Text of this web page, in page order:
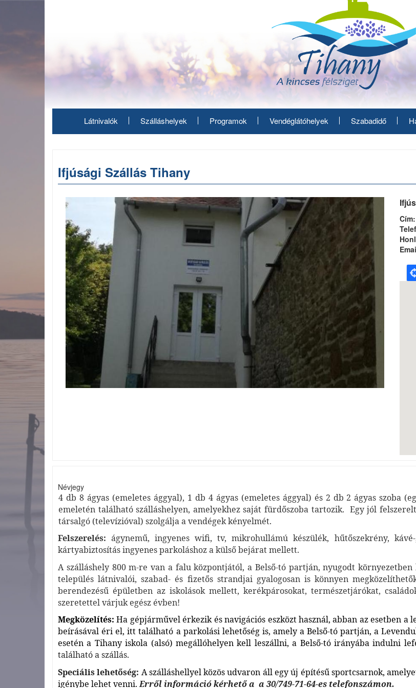
Látnivalók Szálláshelyek Programok Vendéglátóhelyek Szabadidő
Ifjúsági Szállás Tihany
Cím:
Névjegy
4 db 8 ágyas (emeletes ággyal), 1 db 4 ágyas (emeletes ággyal) és 2 db 2 ágyas szoba
emeletén található szálláshelyen, amelyekhez saját fürdőszoba tartozik. Egy jól
társalgó (televízióval) szolgálja a vendégek kényelmét.
Felszerelés:ágynemű, ingyenes wifi, tv, mikrohullámú készülék, hűtőszekrény,
kártyabiztosítás ingyenes parkoláshoz a külső bejárat mellett.
A szálláshely 800 m-re van a falu központjától, a Belső-tó partján, nyugodt
település látnivalói, szabad- és fizetős strandjai gyalogosan is könnyen
berendezésű épületben az iskolások mellett, kerékpárosokat, természetjárókat,
szeretettel várjuk egész évben!
Megközelítés:Ha gépjárművel érkezik és navigációs eszközt használ, abban az esetben
beírásával éri el, itt található a parkolási lehetőség is, amely a Belső-tó partján, a
esetén a Tihany iskola (alsó) megállóhelyen kell leszállni, a Belső-tó irányába indulni
található a szállás.
Speciális lehetőség: A szálláshellyel közös udvaron áll egy új építésű sportcsarnok,
igénybe lehet venni.Erről információ kérhető a a 30/749-71-64-es telefonszámon.